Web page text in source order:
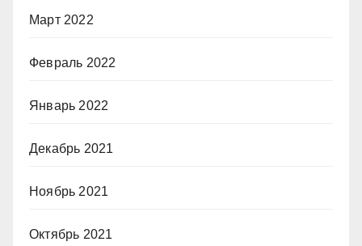
Март 2022
Февраль 2022
Январь 2022
Декабрь 2021
Ноябрь 2021
Октябрь 2021